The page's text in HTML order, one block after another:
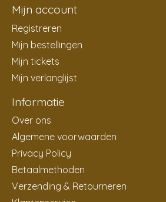
Mijn account
Registreren
Mijn bestellingen
Mijn tickets
Mijn verlanglijst
Informatie
Over ons
Algemene voorwaarden
Privacy Policy
Betaalmethoden
Verzending & Retourneren